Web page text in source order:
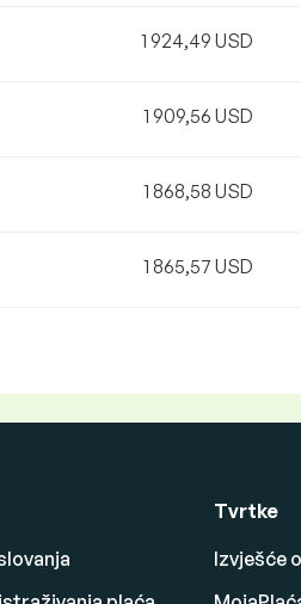
1 924,49 USD
1 909,56 USD
1 868,58 USD
1 865,57 USD
Tvrtke
Izvješće